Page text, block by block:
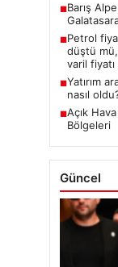
■Barış
■Petrol
düştü
varil
■Yatırım
nasıl
■Açık
Bölgeleri
Güncel